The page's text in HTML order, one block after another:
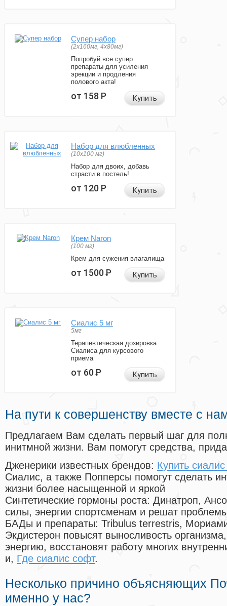
Супер набор
(2х160мг, 4х80мг)
Попробуй все супер
препараты для усиления
эрекции и продления
полового акта!
от 158Р Купить
Набор для влюбленных
(10х100 мг)
Набор для двоих, добавь
страсти в постель!
от 120Р Купить
Крем Naron
(100 мг)
Крем для сужения влагалища
от 1500Р Купить
Сиалис 5 мг
5мг
Терапевтическая дозировка
Сиалиса для курсового
приема
от 60Р Купить
На пути к совершенству вместе с
Предлагаем Вам сделать первый шаг для
инитмной жизни. Вам помогут средства,
Дженерики известных брендов: Купить
Сиалис, а также Попперсы помогут сделать
жизни более насыщенной и яркой
Синтетические гормоны роста: Динатроп,
силы, энергии спортсменам и решат
БАДы и препараты: Tribulus terrestris,
Экдистерон повысят выносливость
энергию, восстановят работу многих
и, Где сиалис софт.
Несколько причино объясняющих
именно у нас?